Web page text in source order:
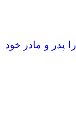
پدر و مادر خود